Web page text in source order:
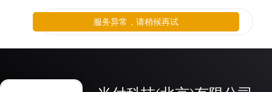
服务异常，请稍候再试